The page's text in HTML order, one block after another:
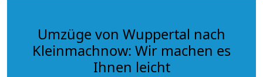
Umzüge von Wuppertal nach
Kleinmachnow: Wir machen es
Ihnen leicht